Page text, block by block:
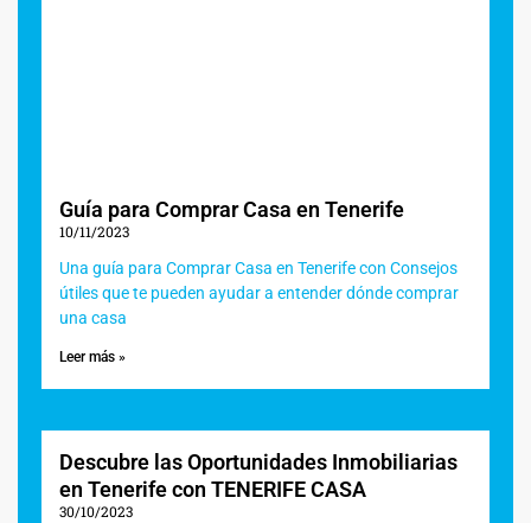
Guía para Comprar Casa en Tenerife
10/11/2023
Una guía para Comprar Casa en Tenerife con Consejos
útiles que te pueden ayudar a entender dónde comprar
una casa
Leer más »
Descubre las Oportunidades Inmobiliarias
en Tenerife con TENERIFE CASA
30/10/2023